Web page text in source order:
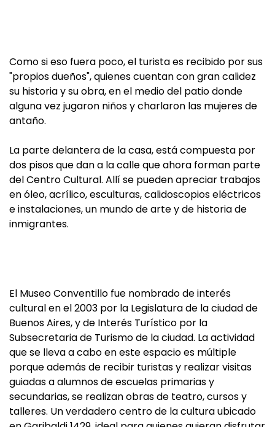
Como si eso fuera poco, el turista es recibido por sus
"propios dueños", quienes cuentan con gran calidez
su historia y su obra, en el medio del patio donde
alguna vez jugaron niños y charlaron las mujeres de
antaño.
La parte delantera de la casa, está compuesta por
dos pisos que dan a la calle que ahora forman parte
del Centro Cultural. Allí se pueden apreciar trabajos
en óleo, acrílico, esculturas, calidoscopios eléctricos
e instalaciones, un mundo de arte y de historia de
inmigrantes.
El Museo Conventillo fue nombrado de interés
cultural en el 2003 por la Legislatura de la ciudad de
Buenos Aires, y de Interés Turístico por la
Subsecretaria de Turismo de la ciudad. La actividad
que se lleva a cabo en este espacio es múltiple
porque además de recibir turistas y realizar visitas
guiadas a alumnos de escuelas primarias y
secundarias, se realizan obras de teatro, cursos y
talleres. Un verdadero centro de la cultura ubicado